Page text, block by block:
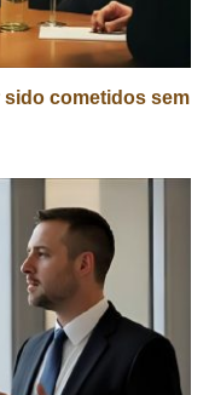
sido cometidos sem